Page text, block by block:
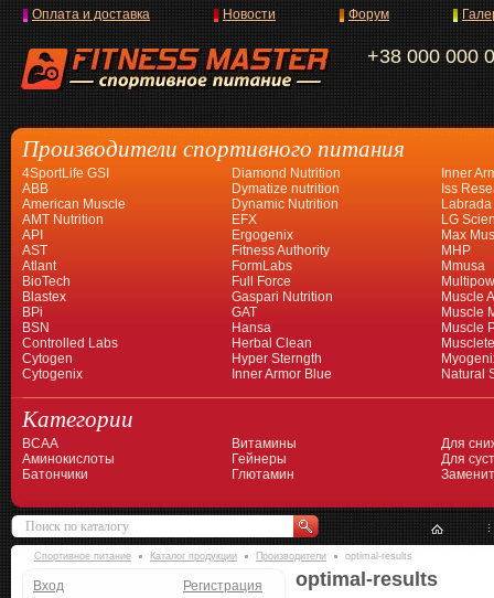
+38 000 000
Оплата и доставка Новости Форум
Производители спортивного питания
4SportLife GSI
ABB
American Muscle
AMT Nutrition
API
AST
Atlant
BioTech
Blastex
BPi
BSN
Controlled Labs
Cytogen
Cytogenix
Diamond Nutrition
Dymatize nutrition
Dynamic Nutrition
EFX
Ergogenix
Fitness Authority
FormLabs
Full Force
Gaspari Nutrition
GAT
Hansa
Herbal Clean
Hyper Sterngth
Inner Armor Blue
Inner
Iss
Labrada
LG
Max
MHP
Mmusa
Muscle
Muscle
Muscle
Natural
Категории
BCAA
Аминокислоты
Батончики
Витамины
Гейнеры
Глютамин
Для
Для
Спортивное питание Каталог продукции Производители optimal-results
Вход Регистрация optimal-results